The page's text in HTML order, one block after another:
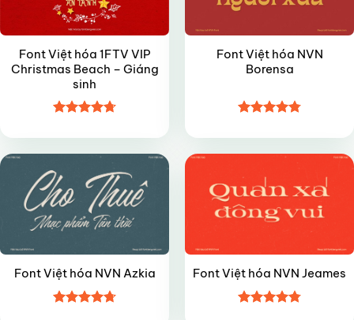
Font Việt hóa 1FTV VIP
Christmas Beach – Giáng
sinh
hạng4.75
sao
Font Việt hóa NVN
Borensa
hạng4.85
sao
Font Việt hóa NVN Azkia Font Việt hóa NVN Jeames